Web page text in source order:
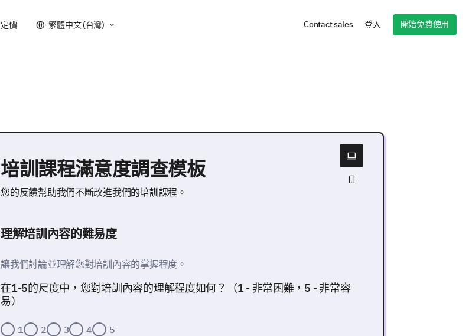
定價 繁體中文 (台灣) Contact sales 登入 開始免費使用
培訓課程滿意度調查模板
您的反饋幫助我們不斷改進我們的培訓課程。
理解培訓內容的難易度
讓我們討論並理解您對培訓內容的掌握程度。
在1-5的尺度中，您對培訓內容的理解程度如何？（1 - 非常困難，5 - 非常容
易）
1 2 3 4 5